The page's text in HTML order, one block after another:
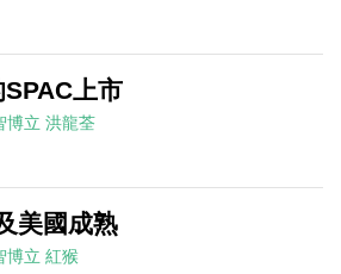
上市
博立 洪龍荃
美國成熟
博立 紅猴